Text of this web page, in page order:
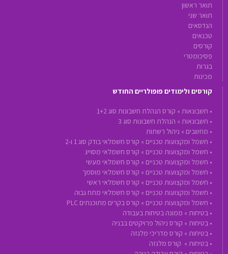
תואר ראשון
תואר שני
הנדסאים
טכנאים
קורסים
פסיכומטרי
בגרות
מכינות
קורסים ולימודים פופולריים החודש
• חשבונאות » קורס הנהלת חשבונות סוג 1+2
• חשבונאות » הנהלת חשבונות סוג 3
• מחשבים » ניהול רשתות
• חשמל ומקצועות טכניים » קורס חשמלאי בודק סוג 1 ו-2
• חשמל ומקצועות טכניים » קורס חשמלאי מסוייג
• חשמל ומקצועות טכניים » קורס חשמלאי מעשי
• חשמל ומקצועות טכניים » קורס חשמלאי מוסמך
• חשמל ומקצועות טכניים » קורס חשמלאי ראשי
• חשמל ומקצועות טכניים » קורס חשמלאי מתח גבוה
• חשמל ומקצועות טכניים » קורס בקרים מתוכנתים PLC
• בטיחות » ממונה בטיחות בעבודה
• בטיחות » קורס ניהול פרויקטים בבניה
• בטיחות » קורס מדריכי מלגזה
• בטיחות » קורס מלגזה